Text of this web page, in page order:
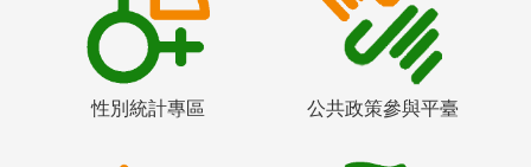
性別統計專區 公共政策參與平臺